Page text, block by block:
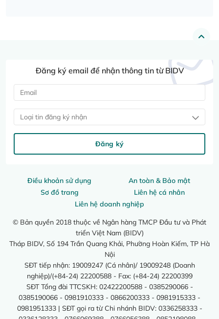
Điều khoản sử dụng
An toàn & Bảo mật
Sơ đồ trang
Liên hệ cá nhân
Liên hệ doanh nghiệp
© Bản quyền 2018 thuộc về Ngân hàng TMCP Đầu tư và Phát
triển Việt Nam (BIDV)
Tháp BIDV, Số 194 Trần Quang Khải, Phường Hoàn Kiếm, TP Hà
Nội
SĐT tiếp nhận: 19009247 (Cá nhân)/ 19009248 (Doanh
nghiệp)/(+84-24) 22200588 - Fax: (+84-24) 22200399
SĐT Tổng đài TTCSKH: 02422200588 - 0385290066 -
0385190066 - 0981910333 - 0866200333 - 0981915333 -
0981951333 | SĐT gọi ra từ Chi nhánh BIDV: 0336258333 -
Đăng ký email để nhận thông tin từ BIDV
Loại tin đăng ký nhận
Đăng ký